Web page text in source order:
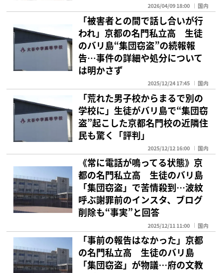
2026/04/09 18:00 国内
「被害者との間で話し合いが行
われ」京都の名門私立高 生徒
のバリ島“集団窃盗”の続報報
告…事件の詳細や処分について
は明かさず
2025/12/24 17:45 国内
「荒れた男子校からまるで別の
学校に」生徒がバリ島で“集団窃
盗”起こした京都名門校の近隣住
民も驚く「評判」
2025/12/12 16:00 国内
《常に電話が鳴ってる状態》京
都の名門私立高 生徒のバリ島
「集団窃盗」で苦情殺到…波紋
呼ぶ謝罪前のインスタ、ブログ
削除も“事実”と回答
2025/12/11 11:00 国内
「事前の報告はなかった」京都
の名門私立高 生徒のバリ島
「集団窃盗」が物議…府の文教